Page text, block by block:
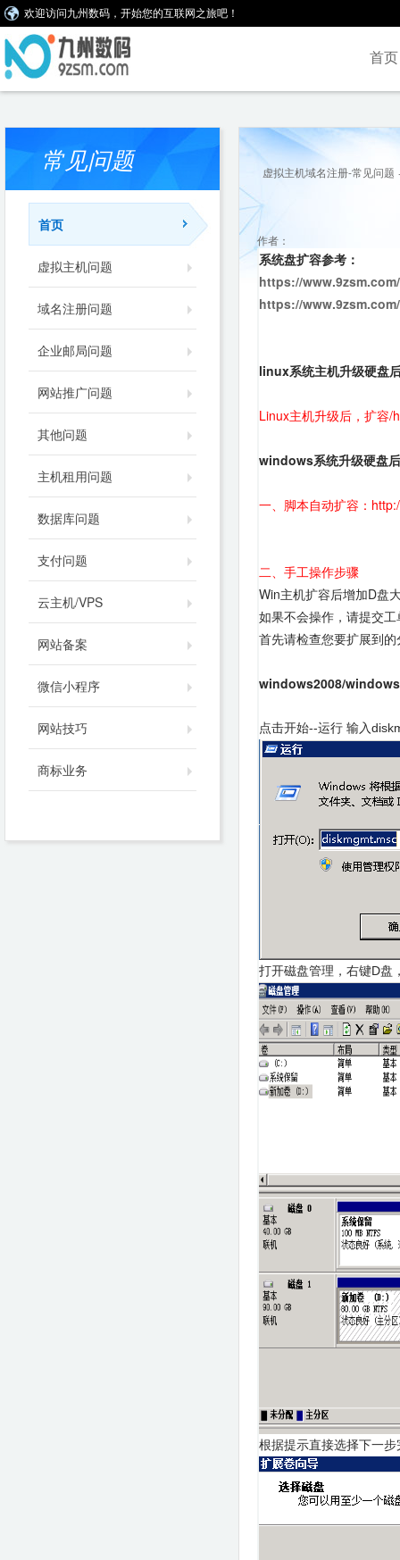
欢迎访问九州数码，开始您的互联网之旅吧！
首页
常见问题
首页
虚拟主机问题
域名注册问题
企业邮局问题
网站推广问题
其他问题
主机租用问题
数据库问题
支付问题
云主机/VPS
网站备案
微信小程序
网站技巧
商标业务
虚拟主机域名注册-常见问题
作者：
系统盘扩容参考：
https://
https://
linux系统主机升级硬盘
Linux主机升级后，扩容/
windows系统升级硬盘
一、脚本自动扩容：
二、手工操作步骤
Win主机扩容后增加D盘
如果不会操作，请提交
首先请检查您要扩展到
windows2008/
点击开始--运行 输入
打开磁盘管理，右键D盘
根据提示直接选择下一步